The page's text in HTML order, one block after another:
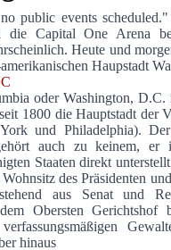
all night, all
public events
die Capital One Arena
Heute und
Haupstadt
oder Washington, D.C.
1800 die Hauptstadt der
und Philadelphia).
auch zu keinem, er
Staaten direkt
des Präsidenten
aus Senat und
Obersten Gerichtshof
hinaus